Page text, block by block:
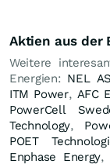
Aktien aus der
Weitere
Energien: NEL
ITM Power, AFC
PowerCell
Technology,
POET
Enphase Energy,